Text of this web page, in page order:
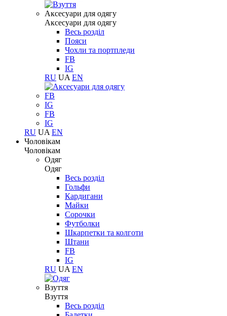
Aксесуари для одягу
Aксесуари для одягу
Весь розділ
Пояси
Чохли та портпледи
FB
IG
RU UA EN
FB
IG
FB
IG
RU UA EN
Чоловікам
Чоловікам
Одяг
Одяг
Весь розділ
Гольфи
Кардигани
Майки
Сорочки
Футболки
Шкарпетки та колготи
Штани
FB
IG
RU UA EN
Взуття
Взуття
Весь розділ